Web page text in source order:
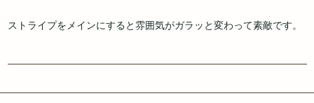
ストライプをメインにすると雰囲気がガラッと変わって素敵です。